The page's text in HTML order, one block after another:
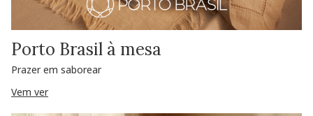
Porto Brasil à mesa
Prazer em saborear
Vem ver